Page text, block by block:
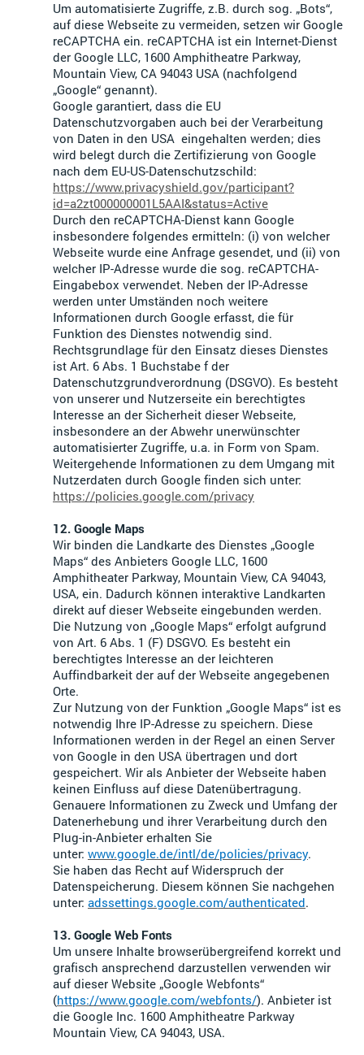
Um automatisierte Zugriffe, z.B. durch sog. „Bots“,
auf diese Webseite zu vermeiden, setzen wir Google
reCAPTCHA ein. reCAPTCHA ist ein Internet-Dienst
der Google LLC, 1600 Amphitheatre Parkway,
Mountain View, CA 94043 USA (nachfolgend
„Google“ genannt).
Google garantiert, dass die EU
Datenschutzvorgaben auch bei der Verarbeitung
von Daten in den USA eingehalten werden; dies
wird belegt durch die Zertifizierung von Google
nach dem EU-US-Datenschutzschild:
https://www.privacyshield.gov/participant?
id=a2zt000000001L5AAI&status=Active
Durch den reCAPTCHA-Dienst kann Google
insbesondere folgendes ermitteln: (i) von welcher
Webseite wurde eine Anfrage gesendet, und (ii) von
welcher IP-Adresse wurde die sog. reCAPTCHA-
Eingabebox verwendet. Neben der IP-Adresse
werden unter Umständen noch weitere
Informationen durch Google erfasst, die für
Funktion des Dienstes notwendig sind.
Rechtsgrundlage für den Einsatz dieses Dienstes
ist Art. 6 Abs. 1 Buchstabe f der
Datenschutzgrundverordnung (DSGVO). Es besteht
von unserer und Nutzerseite ein berechtigtes
Interesse an der Sicherheit dieser Webseite,
insbesondere an der Abwehr unerwünschter
automatisierter Zugriffe, u.a. in Form von Spam.
Weitergehende Informationen zu dem Umgang mit
Nutzerdaten durch Google finden sich unter:
https://policies.google.com/privacy
12. Google Maps
Wir binden die Landkarte des Dienstes „Google
Maps“ des Anbieters Google LLC, 1600
Amphitheater Parkway, Mountain View, CA 94043,
USA, ein. Dadurch können interaktive Landkarten
direkt auf dieser Webseite eingebunden werden.
Die Nutzung von „Google Maps“ erfolgt aufgrund
von Art. 6 Abs. 1 (F) DSGVO. Es besteht ein
berechtigtes Interesse an der leichteren
Auffindbarkeit der auf der Webseite angegebenen
Orte.
Zur Nutzung von der Funktion „Google Maps“ ist es
notwendig Ihre IP-Adresse zu speichern. Diese
Informationen werden in der Regel an einen Server
von Google in den USA übertragen und dort
gespeichert. Wir als Anbieter der Webseite haben
keinen Einfluss auf diese Datenübertragung.
Genauere Informationen zu Zweck und Umfang der
Datenerhebung und ihrer Verarbeitung durch den
Plug-in-Anbieter erhalten Sie
unter: www.google.de/intl/de/policies/privacy.
Sie haben das Recht auf Widerspruch der
Datenspeicherung. Diesem können Sie nachgehen
unter: adssettings.google.com/authenticated.
13. Google Web Fonts
Um unsere Inhalte browserübergreifend korrekt und
grafisch ansprechend darzustellen verwenden wir
auf dieser Website „Google Webfonts“
(https://www.google.com/webfonts/). Anbieter ist
die Google Inc. 1600 Amphitheatre Parkway
Mountain View, CA 94043, USA.